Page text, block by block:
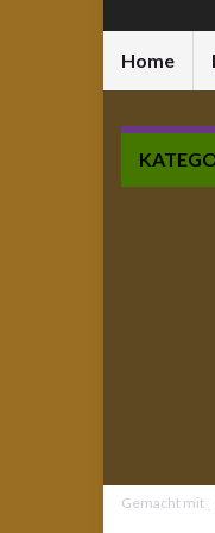
Home
Gemacht mit